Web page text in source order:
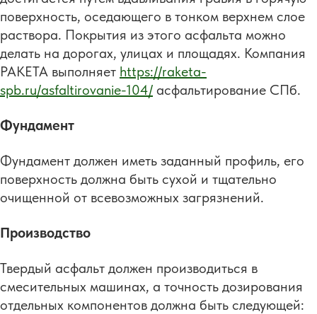
поверхность, оседающего в тонком верхнем слое
раствора. Покрытия из этого асфальта можно
делать на дорогах, улицах и площадях. Компания
РАКЕТА выполняет https://raketa-
spb.ru/asfaltirovanie-104/ асфальтирование СПб.
Фундамент
Фундамент должен иметь заданный профиль, его
поверхность должна быть сухой и тщательно
очищенной от всевозможных загрязнений.
Производство
Твердый асфальт должен производиться в
смесительных машинах, а точность дозирования
отдельных компонентов должна быть следующей: